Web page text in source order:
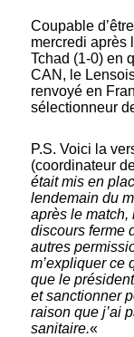
Coupable
mercredi après
Tchad (1-0) en
CAN, le
renvoyé en
sélectionneur
P.S. Voici la
(coordinateur
était mis en
lendemain du
après le
discours ferme
autres
m’expliquer ce
que le
et sanctionner
raison que j’ai
sanitaire.«